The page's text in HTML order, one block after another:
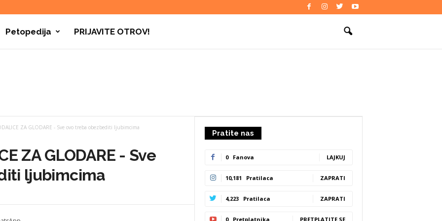
Petopedija PRIJAVITE OTROV!
ZA GLODARE - Sve ovo treba obezbediti ljubimcima
ZA GLODARE - Sve
ljubimcima
Pratite nas
0 Fanova LAJKUJ
10,181 Pratilaca ZAPRATI
4,223 Pratilaca ZAPRATI
0 Pretplatnika PRETPLATITE SE